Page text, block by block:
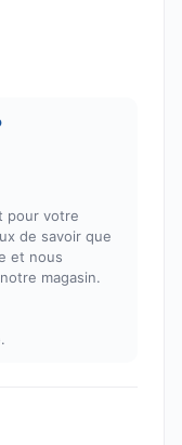
pour votre
de savoir que
et nous
magasin.